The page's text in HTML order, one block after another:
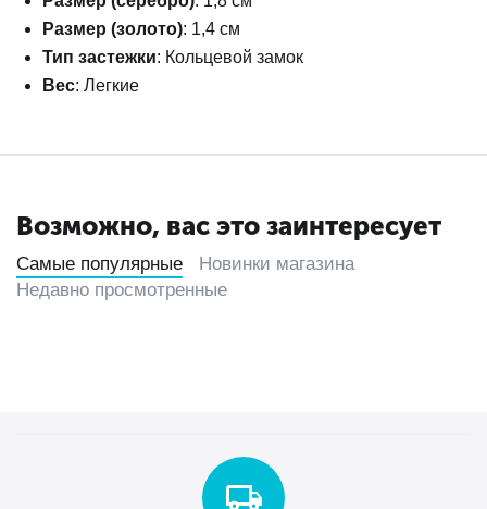
Размер (золото): 1,4 см
Тип застежки: Кольцевой замок
Вес: Легкие
Возможно, вас это заинтересует
Самые популярные
Новинки магазина
Недавно просмотренные